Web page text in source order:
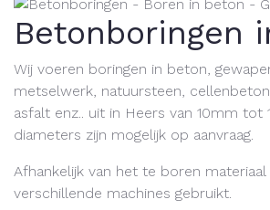
Betonboringen
Wij voeren boringen in beton,
metselwerk, natuursteen,
asfalt enz.. uit in Heers van 10mm tot
diameters zijn mogelijk op aanvraag.
Afhankelijk van het te boren
verschillende machines gebruikt.